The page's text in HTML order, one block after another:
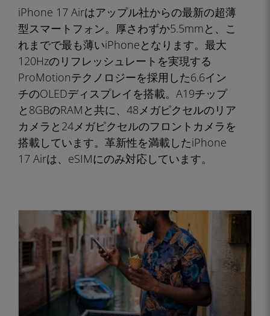
iPhone 17 Airはアップル社からの最新の超薄
型スマートフォン。厚さわずか5.5mmと、こ
れまでで最も薄いiPhoneとなります。最大
120Hzのリフレッシュレートを実現する
ProMotionテクノロジーを採用した6.6イン
チのOLEDディスプレイを搭載。A19チップ
と8GBのRAMと共に、48メガピクセルのリア
カメラと24メガピクセルのフロントカメラを
搭載しています。革新性を満載したiPhone
17 Airは、eSIMにのみ対応しています。